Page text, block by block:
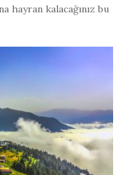
hayran kalacağınız bu